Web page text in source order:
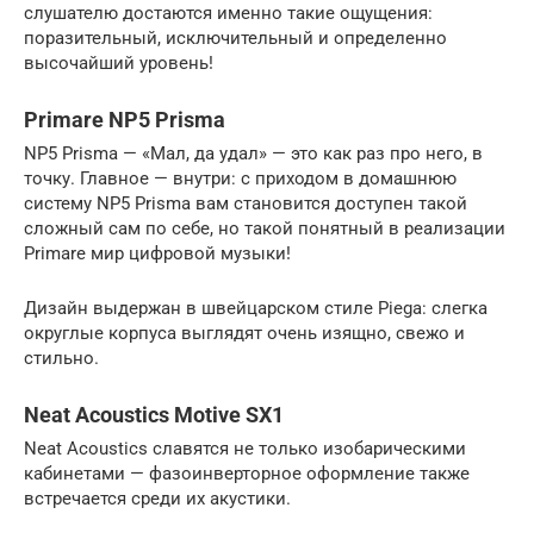
слушателю достаются именно такие ощущения:
поразительный, исключительный и определенно
высочайший уровень!
Primare NP5 Prisma
NP5 Prisma — «Мал, да удал» — это как раз про него, в
точку. Главное — внутри: с приходом в домашнюю
систему NP5 Prisma вам становится доступен такой
сложный сам по себе, но такой понятный в реализации
Primare мир цифровой музыки!
Дизайн выдержан в швейцарском стиле Piega: слегка
округлые корпуса выглядят очень изящно, свежо и
стильно.
Neat Acoustics Motive SX1
Neat Acoustics славятся не только изобарическими
кабинетами — фазоинверторное оформление также
встречается среди их акустики.